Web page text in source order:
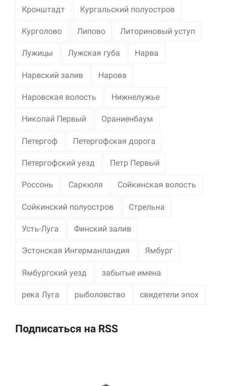
Кронштадт Кургальский полуостров
Курголово Липово Литориновый уступ
Лужицы Лужская губа Нарва
Нарвский залив Нарова
Наровская волость Нижнелужье
Николай Первый Ораниенбаум
Петергоф Петергофская дорога
Петергофский уезд Петр Первый
Россонь Саркюля Сойкинская волость
Сойкинский полуостров Стрельна
Усть-Луга Финский залив
Эстонская Ингерманландия Ямбург
Ямбургский уезд забытые имена
река Луга рыболовство свидетели эпох
Подписаться на RSS